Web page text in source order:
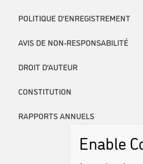
POLITIQUE D’ENREGISTREMENT
AVIS DE NON-RESPONSABILITÉ
DROIT D’AUTEUR
CONSTITUTION
RAPPORTS ANNUELS
Enable